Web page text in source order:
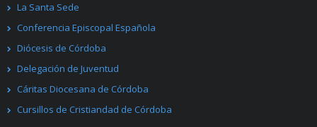
La Santa Sede
Conferencia Episcopal Española
Diócesis de Córdoba
Delegación de Juventud
Cáritas Diocesana de Córdoba
Cursillos de Cristiandad de Córdoba